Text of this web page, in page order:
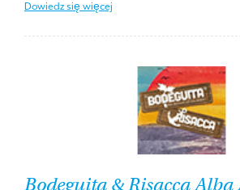
Dowiedz się więcej
Bodeguita & Risacca